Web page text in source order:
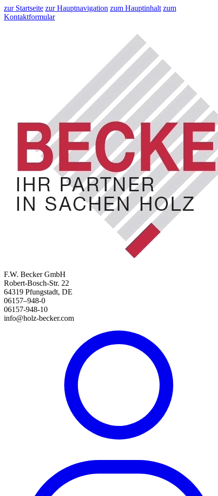
zur Startseite zur Hauptnavigation zum Hauptinhalt zum
Kontaktformular
F.W. Becker GmbH
Robert-Bosch-Str. 22
64319 Pfungstadt, DE
06157–948-0
06157-948-10
info@holz-becker.com